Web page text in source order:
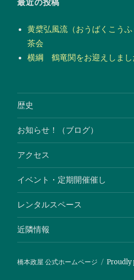
最近の投稿
黄檗弘風流（おうばくこう
茶会
横綱 鶴竜関をお迎えしまし
歴史
お知らせ！（ブログ）
アクセス
イベント・定期開催催し
レンタルスペース
近隣情報
橋本政屋 公式ホームページ Proudly